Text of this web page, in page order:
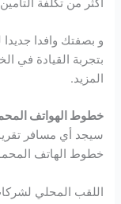
و بصفتك وافدا
بتجربة القيادة في
المزيد.
خطوط الهواتف
سيجد أي مسافر
خطوط الهاتف